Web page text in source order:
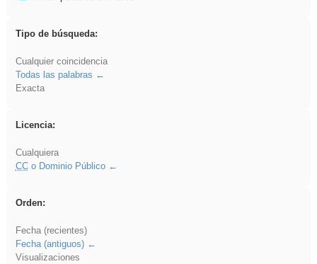
Tipo de búsqueda:
Cualquier coincidencia
Todas las palabras
Exacta
Licencia:
Cualquiera
CCo Dominio Público
Orden:
Fecha (recientes)
Fecha (antiguos)
Visualizaciones